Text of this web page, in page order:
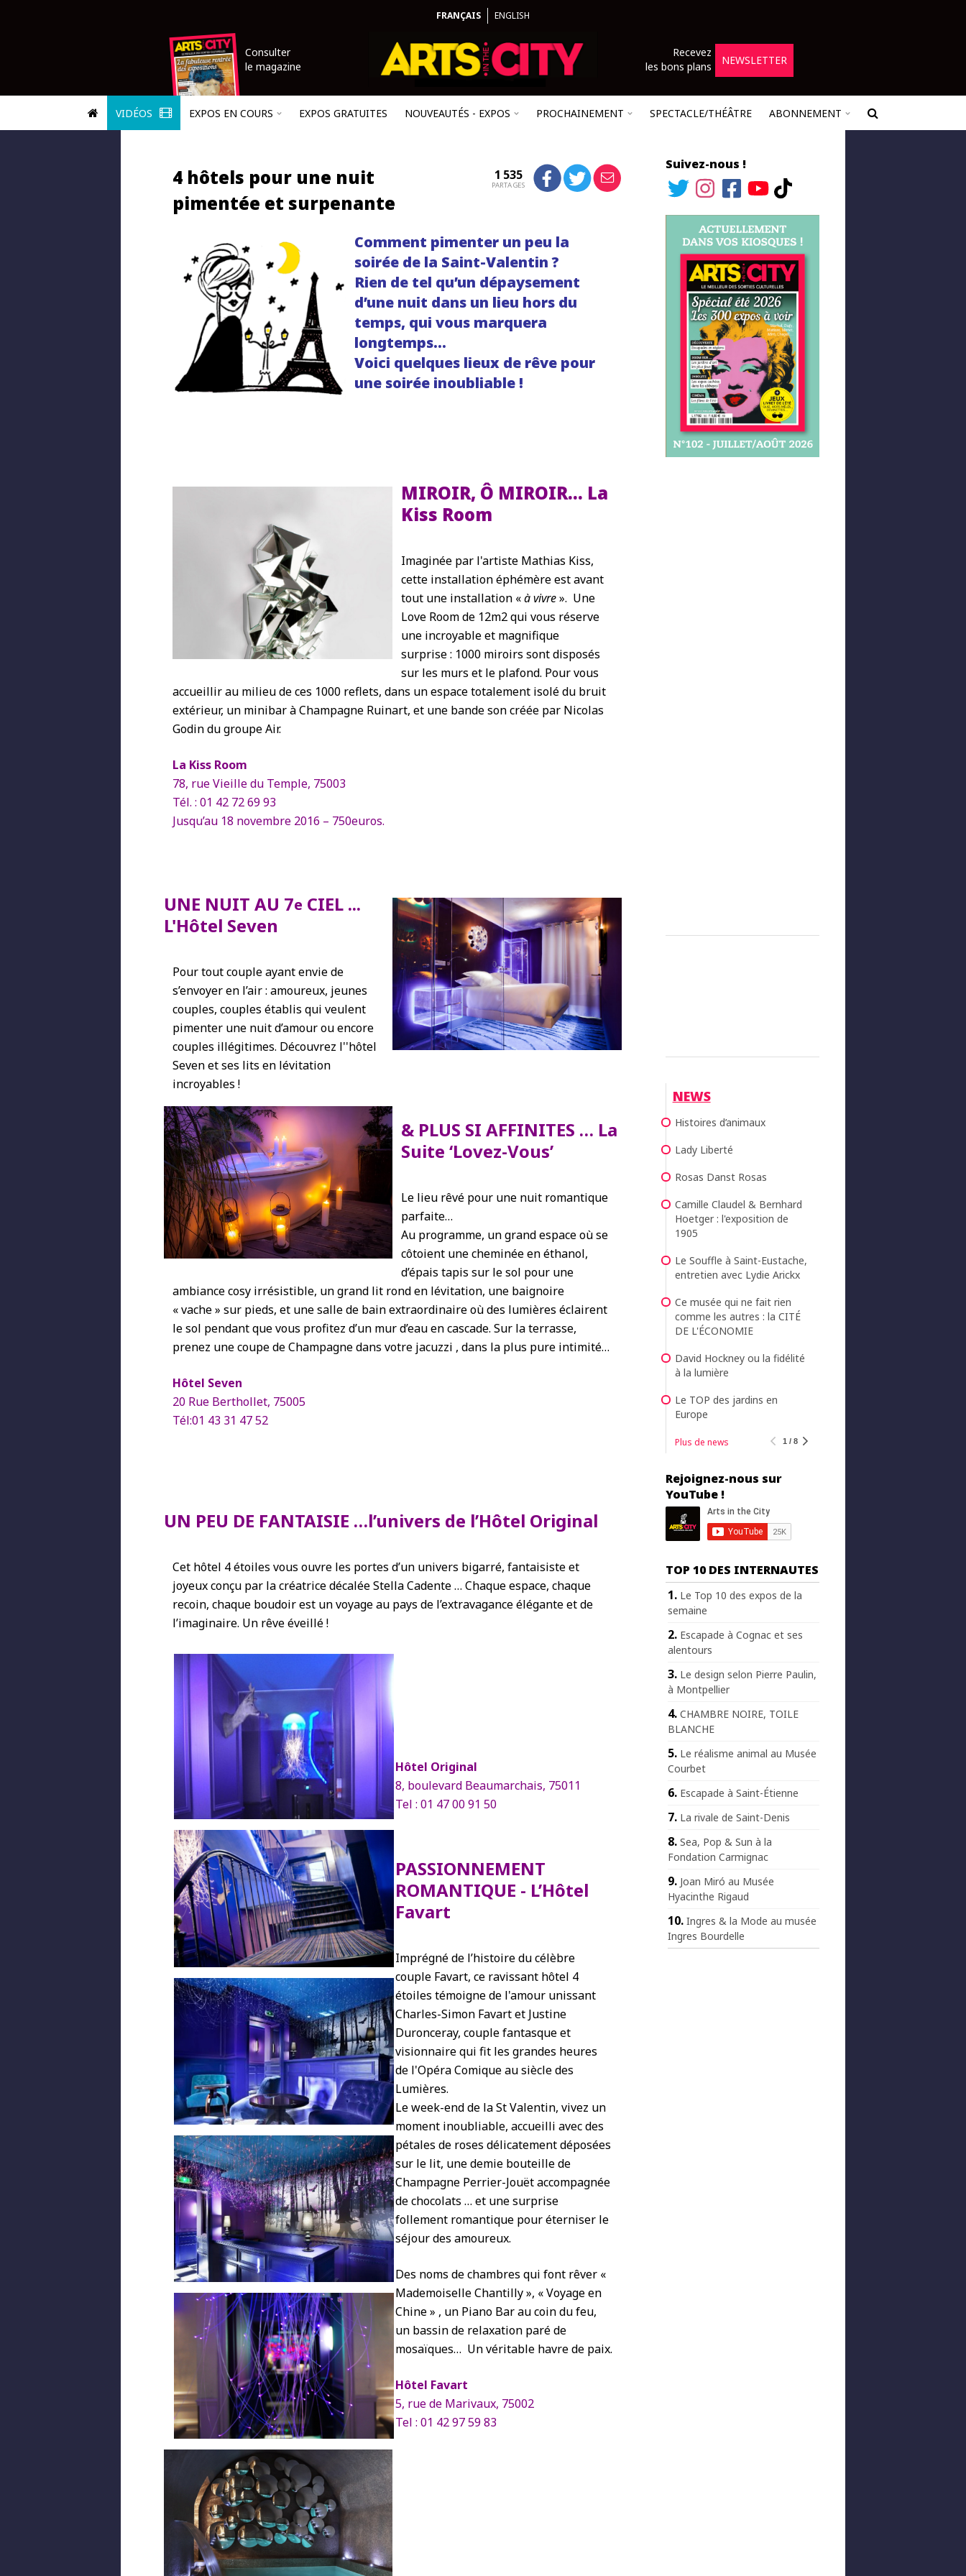
FRANÇAIS ENGLISH
Consulter
le magazine
Recevez
les bons plans
NEWSLETTER
VIDÉOS EXPOS EN COURS EXPOS GRATUITES NOUVEAUTÉS - EXPOS PROCHAINEMENT SPECTACLE/THÉÂTRE ABONNEMENT
4 hôtels pour une nuit
pimentée et surpenante
1 535
PARTAGES
Comment pimenter un peu la
soirée de la Saint-Valentin ?
Rien de tel qu’un dépaysement
d’une nuit dans un lieu hors du
temps, qui vous marquera
longtemps…
Voici quelques lieux de rêve pour
une soirée inoubliable !
MIROIR, Ô MIROIR… La
Kiss Room
Imaginée par l'artiste Mathias Kiss,
cette installation éphémère est avant
tout une installation «à vivre». Une
Love Room de 12m2 qui vous réserve
une incroyable et magnifique
surprise : 1000 miroirs sont disposés
sur les murs et le plafond. Pour vous
accueillir au milieu de ces 1000 reflets, dans un espace totalement isolé du bruit
extérieur, un minibar à Champagne Ruinart, et une bande son créée par Nicolas
Godin du groupe Air.
La Kiss Room
78, rue Vieille du Temple, 75003
Tél. : 01 42 72 69 93
Jusqu’au 18 novembre 2016 – 750euros.
UNE NUIT AU 7e CIEL ...
L'Hôtel Seven
Pour tout couple ayant envie de
s’envoyer en l’air : amoureux, jeunes
couples, couples établis qui veulent
pimenter une nuit d’amour ou encore
couples illégitimes. Découvrez l''hôtel
Seven et ses lits en lévitation
incroyables !
& PLUS SI AFFINITES … La
Suite ‘Lovez-Vous’
Le lieu rêvé pour une nuit romantique
parfaite…
Au programme, un grand espace où se
côtoient une cheminée en éthanol,
d’épais tapis sur le sol pour une
ambiance cosy irrésistible, un grand lit rond en lévitation, une baignoire
« vache » sur pieds, et une salle de bain extraordinaire où des lumières éclairent
le sol pendant que vous profitez d’un mur d’eau en cascade. Sur la terrasse,
prenez une coupe de Champagne dans votre jacuzzi , dans la plus pure intimité…
Hôtel Seven
20 Rue Berthollet, 75005
Tél:01 43 31 47 52
UN PEU DE FANTAISIE …l’univers de l’Hôtel Original
Cet hôtel 4 étoiles vous ouvre les portes d’un univers bigarré, fantaisiste et
joyeux conçu par la créatrice décalée Stella Cadente … Chaque espace, chaque
recoin, chaque boudoir est un voyage au pays de l’extravagance élégante et de
l’imaginaire. Un rêve éveillé !
Hôtel Original
8, boulevard Beaumarchais, 75011
Tel : 01 47 00 91 50
PASSIONNEMENT
ROMANTIQUE - L’Hôtel
Favart
Imprégné de l’histoire du célèbre
couple Favart, ce ravissant hôtel 4
étoiles témoigne de l'amour unissant
Charles-Simon Favart et Justine
Duronceray, couple fantasque et
visionnaire qui fit les grandes heures
de l'Opéra Comique au siècle des
Lumières.
Le week-end de la St Valentin, vivez un
moment inoubliable, accueilli avec des
pétales de roses délicatement déposées
sur le lit, une demie bouteille de
Champagne Perrier-Jouët accompagnée
de chocolats … et une surprise
follement romantique pour éterniser le
séjour des amoureux.
Des noms de chambres qui font rêver «
Mademoiselle Chantilly », « Voyage en
Chine » , un Piano Bar au coin du feu,
un bassin de relaxation paré de
mosaïques… Un véritable havre de paix.
Hôtel Favart
5, rue de Marivaux, 75002
Tel : 01 42 97 59 83
Suivez-nous !
NEWS
Histoires d’animaux
Lady Liberté
Rosas Danst Rosas
Camille Claudel & Bernhard
Hoetger : l'exposition de
1905
Le Souffle à Saint-Eustache,
entretien avec Lydie Arickx
Ce musée qui ne fait rien
comme les autres : la CITÉ
DE L'ÉCONOMIE
David Hockney ou la fidélité
à la lumière
Le TOP des jardins en
Europe
Plus de news 1 / 8
Rejoignez-nous sur
YouTube !
TOP 10 DES INTERNAUTES
Le Top 10 des expos de la
semaine
Escapade à Cognac et ses
alentours
Le design selon Pierre Paulin,
à Montpellier
CHAMBRE NOIRE, TOILE
BLANCHE
Le réalisme animal au Musée
Courbet
Escapade à Saint-Étienne
La rivale de Saint-Denis
Sea, Pop & Sun à la
Fondation Carmignac
Joan Miró au Musée
Hyacinthe Rigaud
Ingres & la Mode au musée
Ingres Bourdelle